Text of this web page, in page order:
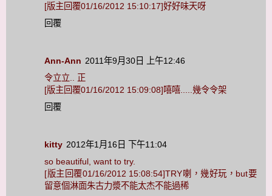
[版主回覆01/16/2012 15:10:17]好好味天呀
回覆
Ann-Ann 2011年9月30日 上午12:46
令立立.. 正
[版主回覆01/16/2012 15:09:08]嘻嘻.....幾令令架
回覆
kitty 2012年1月16日 下午11:04
so beautiful, want to try.
[版主回覆01/16/2012 15:08:54]TRY喇，幾好玩，but要
留意個淋面朱古力漿不能太杰不能過稀